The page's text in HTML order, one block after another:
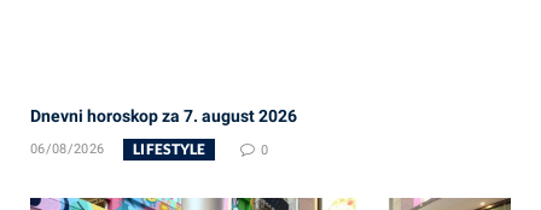
Dnevni horoskop za 7. august 2026
06/08/2026 LIFESTYLE 0